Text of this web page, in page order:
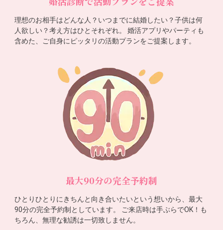
理想のお相手はどんな人？いつまでに結婚したい？子供は何
人欲しい？考え方はひとそれぞれ。 婚活アプリやパーティも
含めた、ご自身にピッタリの活動プランをご提案します。
最大90分の完全予約制
ひとりひとりにきちんと向き合いたいという想いから、最大
90分の完全予約制としています。 ご来店時は手ぶらでOK！も
ちろん、無理な勧誘は一切致しません。